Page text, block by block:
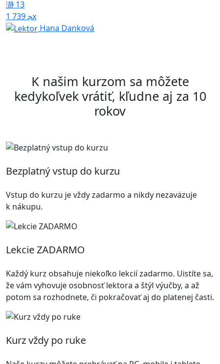
13
1 739x
Hana Danková
K našim kurzom sa môžete
kedykoľvek vrátiť, kľudne aj za 10
rokov
Bezplatný vstup do kurzu
Vstup do kurzu je vždy zadarmo a nikdy nezaväzuje
k nákupu.
Lekcie ZADARMO
Každý kurz obsahuje niekoľko lekcií zadarmo. Uistíte sa,
že vám vyhovuje osobnosť lektora a štýl výučby, a až
potom sa rozhodnete, či pokračovať aj do platenej časti.
Kurz vždy po ruke